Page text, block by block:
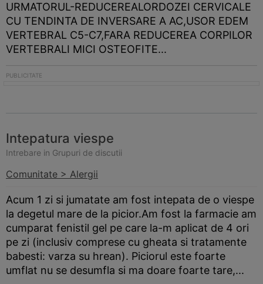
URMATORUL-REDUCEREALORDOZEI CERVICALE
CU TENDINTA DE INVERSARE A AC,USOR EDEM
VERTEBRAL C5-C7,FARA REDUCEREA CORPILOR
VERTEBRALI MICI OSTEOFITE...
Intepatura viespe
Intrebare in Grupuri de discutii
Comunitate > Alergii
Acum 1 zi si jumatate am fost intepata de o viespe
la degetul mare de la picior.Am fost la farmacie am
cumparat fenistil gel pe care la-m aplicat de 4 ori
pe zi (inclusiv comprese cu gheata si tratamente
babesti: varza su hrean). Piciorul este foarte
umflat nu se desumfla si ma doare foarte tare,...